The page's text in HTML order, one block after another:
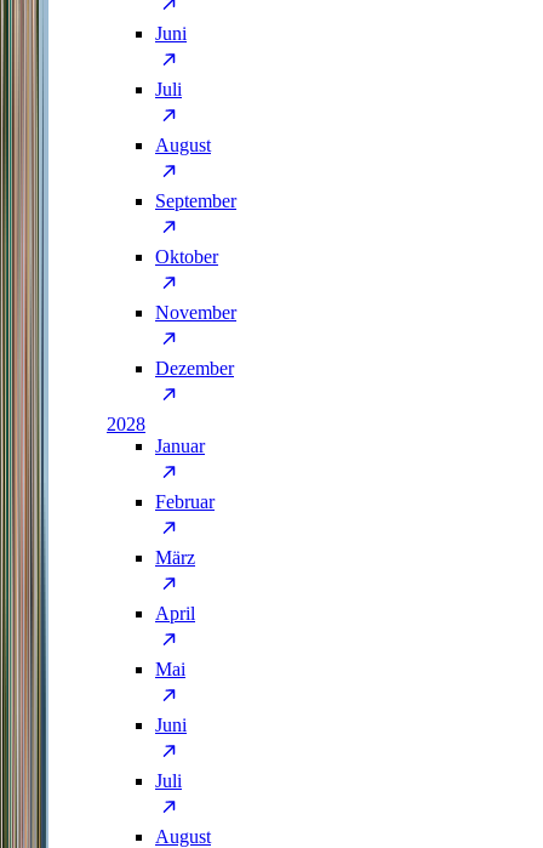
Juni
Juli
August
September
Oktober
November
Dezember
2028
Januar
Februar
März
April
Mai
Juni
Juli
August